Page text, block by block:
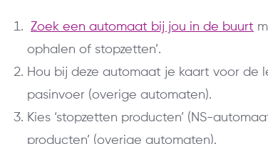
Zoek een automaat bij jou in de buurt
ophalen of stopzetten’.
Hou bij deze automaat je kaart voor de
pasinvoer (overige automaten).
Kies ‘stopzetten producten’ (NS-
producten’ (overige automaten).